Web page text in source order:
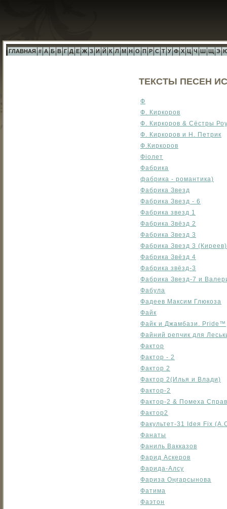
ГЛАВНАЯ # А Б В Г Д Е Ж З И Й К Л М Н О П Р С Т У Ф Х Ц Ч Ш Щ Э
ТЕКСТЫ ПЕСЕН
Ф
Ф. Киркоров
Ф. Киркоров & Сёстры
Ф. Киркоров и Н. Петрик
Ф.Киркоров
Фіолет
Фабрика
фабрика - романтика)
Фабрика Звезд
Фабрика Звезд - 6
Фабрика звезд 1
Фабрика Звёзд 2
Фабрика Звезд 3
Фабрика Звезд 3 (Киреев)
Фабрика Звёзд 4
Фабрика звёзд-3
Фабрика Звезд-7 и
Фабула
Фадеев Максим Глюкоза
Файк
Файк и Джамбази. Pride™
Файний репчик для
Фактор
Фактор - 2
Фактор 2
Фактор 2(Илья и Влади)
Фактор-2
Фактор-2 & Помеха
Фактор2
Факультет-31 Ideя Fix
Фанаты
Фаниль Вакказов
Фарид Аскеров
Фарида-Алсу
Фариза Оңғарсынова
Фатима
Фаэтон